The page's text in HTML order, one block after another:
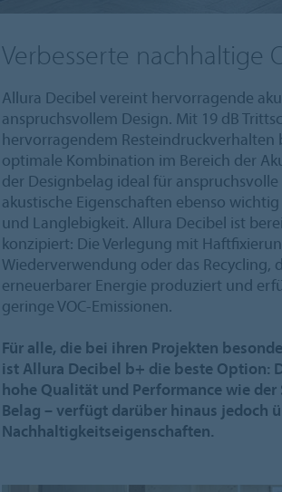
Verbesserte nachhaltige
Allura Decibel vereint hervorragende
anspruchsvollem Design. Mit 19 dB
hervorragendem Resteindruckverhalten
optimale Kombination im Bereich der
der Designbelag ideal für
akustische Eigenschaften ebenso
und Langlebigkeit. Allura Decibel ist
konzipiert: Die Verlegung mit
Wiederverwendung oder das Recycling,
erneuerbarer Energie produziert und
geringe VOC-Emissionen.
Für alle, die bei ihren Projekten
ist Allura Decibel b+ die beste Option:
hohe Qualität und Performance wie
Belag – verfügt darüber hinaus jedoch
Nachhaltigkeitseigenschaften.